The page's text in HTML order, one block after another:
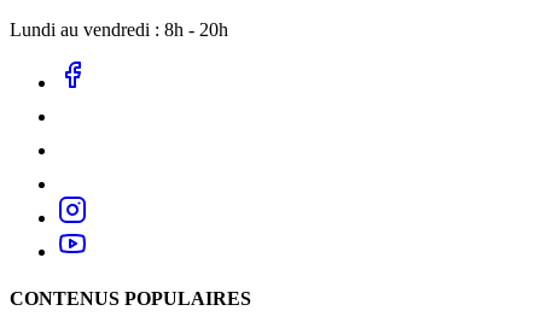
Lundi au vendredi : 8h - 20h
CONTENUS POPULAIRES